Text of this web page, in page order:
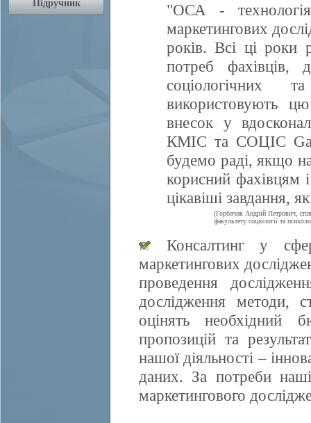
"ОСА -
маркетингових
років. Всі ці роки
потреб фахівців,
соціологічних
використовують
внесок у
КМІС та СОЦІС
будемо раді, якщо
корисний фахівцям
цікавіші завдання,
(Горбачик Андрій Петрович,
факультету соціології та
Консалтинг у
маркетингових
проведення
дослідження методи,
оцінять необхідний
пропозицій та
нашої діяльності –
даних. За потреби
маркетингового